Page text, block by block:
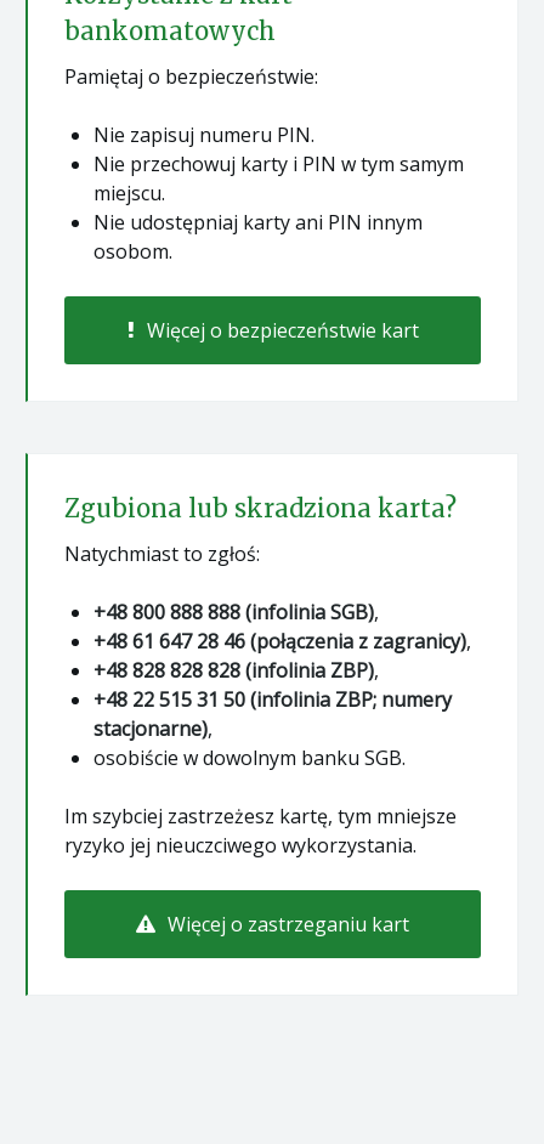
bankomatowych
Pamiętaj o bezpieczeństwie:
Nie zapisuj numeru PIN.
Nie przechowuj karty i PIN w tym samym
miejscu.
Nie udostępniaj karty ani PIN innym
osobom.
Więcej o bezpieczeństwie kart
Zgubiona lub skradziona karta?
Natychmiast to zgłoś:
+48 800 888 888 (infolinia SGB),
+48 61 647 28 46 (połączenia z zagranicy),
+48 828 828 828 (infolinia ZBP),
+48 22 515 31 50 (infolinia ZBP; numery
stacjonarne),
osobiście w dowolnym banku SGB.
Im szybciej zastrzeżesz kartę, tym mniejsze
ryzyko jej nieuczciwego wykorzystania.
Więcej o zastrzeganiu kart